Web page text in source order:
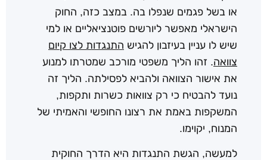
או בשל פגמים שנפלו בה. במצב כזה, החוק
הישראלי מאפשר ליורשים פוטנציאליים או למי
שיש לו עניין בעיזבון להגיש התנגדות לצו קיום
צוואה. זהו הליך משפטי מורכב שמטרתו למנוע
את אישור הצוואה ולהביא לפסילתה. הליך זה
נועד להבטיח כי רק צוואות כשרות ותקפות,
המשקפות באמת את רצונו החופשי והאמיתי של
המנוח, יקוימו.
למעשה, הגשת התנגדות היא הדרך החוקית